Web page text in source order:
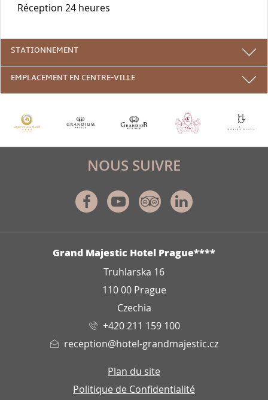
Réception 24 heures
STATIONNEMENT
EMPLACEMENT EN CENTRE-VILLE
ADRESSEGrand Majestic Hotel Prague****
Truhlarska 16
110 00 Prague
Czechia
+420 211 159 100
reception@hotel-grandmajestic.cz
Plan du site
Politique de Confidentialité
NOUS SUIVRE
FacebookYoutubeTripadvisor
Linkedin